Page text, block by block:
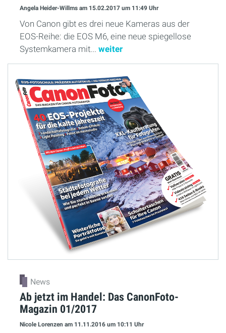
Angela Heider-Willms am 15.02.2017 um 11:49 Uhr
Von Canon gibt es drei neue Kameras aus der
EOS-Reihe: die EOS M6, eine neue spiegellose
Systemkamera mit... weiter
News
Ab jetzt im Handel: Das CanonFoto-
Magazin 01/2017
Nicole Lorenzen am 11.11.2016 um 10:11 Uhr